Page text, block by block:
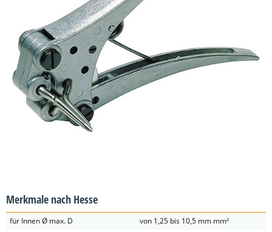
Merkmale nach Hesse
für Innen Ø max. D
von 1,25 bis 10,5 mm mm²